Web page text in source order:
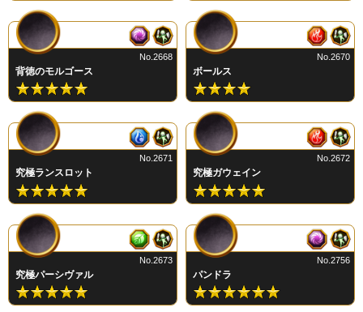
背徳のモルゴース
No.2668
ボールス
No.2670
究極ランスロット
No.2671
究極ガウェイン
No.2672
究極パーシヴァル
No.2673
パンドラ
No.2756